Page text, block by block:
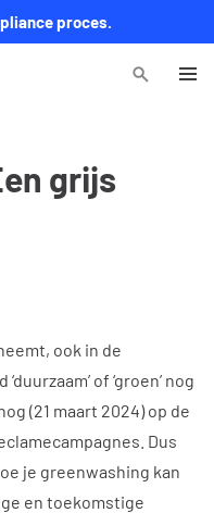
proces.
grijs
ook in de
of ‘groen’ nog
(21 maart 2024) op de
Dus
je greenwashing kan
en toekomstige